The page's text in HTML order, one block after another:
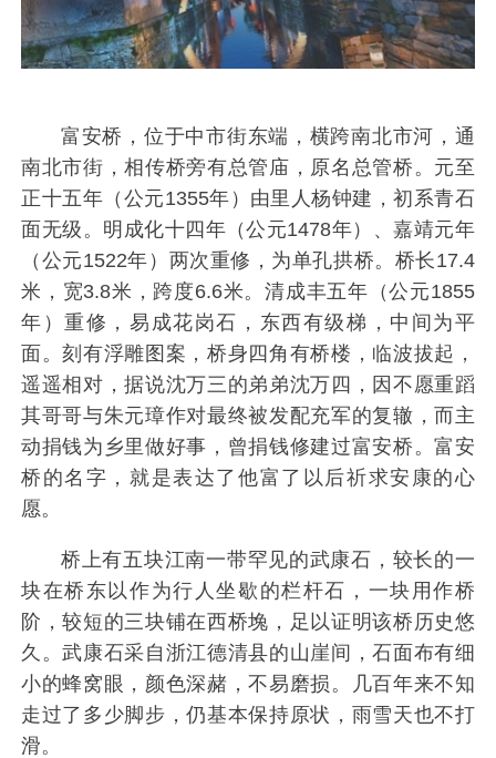
富安桥，位于中市街东端，横跨南北市河，通
南北市街，相传桥旁有总管庙，原名总管桥。元至
正十五年（公元1355年）由里人杨钟建，初系青石
面无级。明成化十四年（公元1478年）、嘉靖元年
（公元1522年）两次重修，为单孔拱桥。桥长17.4
米，宽3.8米，跨度6.6米。清成丰五年（公元1855
年）重修，易成花岗石，东西有级梯，中间为平
面。刻有浮雕图案，桥身四角有桥楼，临波拔起，
遥遥相对，据说沈万三的弟弟沈万四，因不愿重蹈
其哥哥与朱元璋作对最终被发配充军的复辙，而主
动捐钱为乡里做好事，曾捐钱修建过富安桥。富安
桥的名字，就是表达了他富了以后祈求安康的心
愿。
桥上有五块江南一带罕见的武康石，较长的一
块在桥东以作为行人坐歇的栏杆石，一块用作桥
阶，较短的三块铺在西桥堍，足以证明该桥历史悠
久。武康石采自浙江德清县的山崖间，石面布有细
小的蜂窝眼，颜色深赭，不易磨损。几百年来不知
走过了多少脚步，仍基本保持原状，雨雪天也不打
滑。